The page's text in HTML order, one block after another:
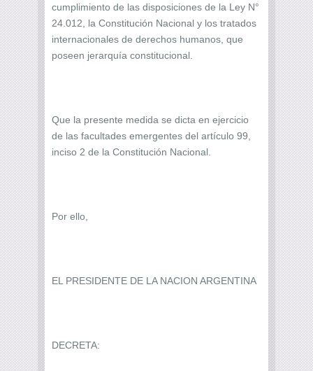
cumplimiento de las disposiciones de la Ley N°
24.012, la Constitución Nacional y los tratados
internacionales de derechos humanos, que
poseen jerarquía constitucional.
Que la presente medida se dicta en ejercicio
de las facultades emergentes del artículo 99,
inciso 2 de la Constitución Nacional.
Por ello,
EL PRESIDENTE DE LA NACION ARGENTINA
DECRETA: